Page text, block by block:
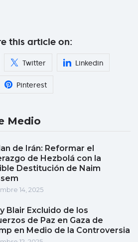
this article on:
Twitter Linkedin
Pinterest
Medio
de Irán: Reformar el
de Hezbolá con la
Destitución de Naim
14, 2025
Blair Excluido de los
de Paz en Gaza de
en Medio de la Controversia